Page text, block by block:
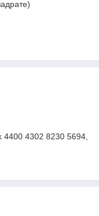
4302 8230 5694,